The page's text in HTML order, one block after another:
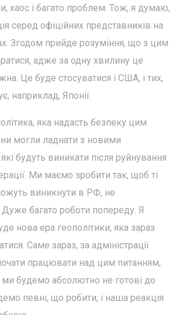
хаос і багато проблем. Тож, я думаю,
серед офіційних представників на
Згодом прийде розуміння, що з цим
адже за одну хвилину це
Це буде стосуватися і США, і тих,
наприклад, Японії.
яка надасть безпеку цим
могли ладнати з новими
будуть виникати після руйнування
Ми маємо зробити так, щоб ті
виникнути в РФ, не
багато роботи попереду. Я
нова ера геополітики, яка зараз
Саме зараз, за адміністрації
працювати над цим питанням,
будемо абсолютно не готові до
певні, що робити, і наша реакція